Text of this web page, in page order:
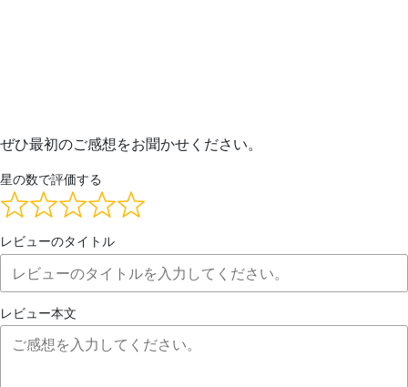
ぜひ最初のご感想をお聞かせください。
星の数で評価する
レビューのタイトル
レビュー本文